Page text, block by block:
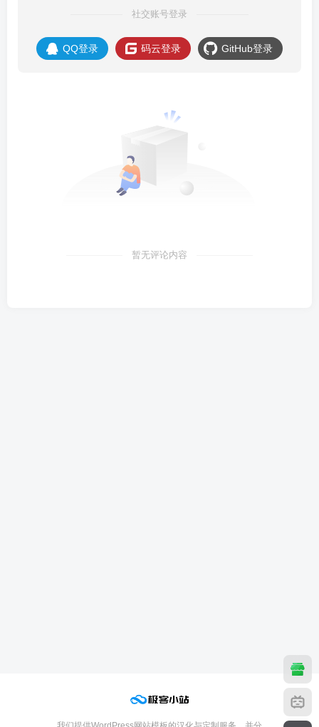
社交账号登录
QQ登录 码云登录 GitHub登录
暂无评论内容